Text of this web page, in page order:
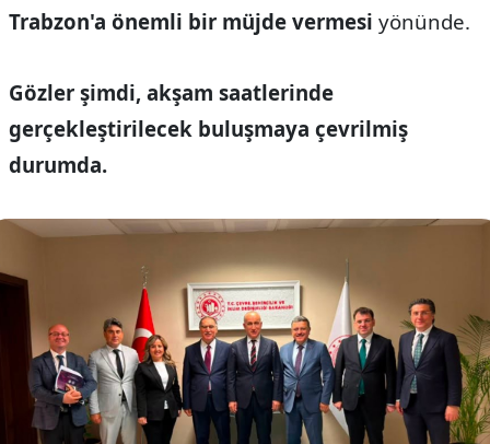
Trabzon'a önemli bir müjde vermesi yönünde.
Gözler şimdi, akşam saatlerinde
gerçekleştirilecek buluşmaya çevrilmiş
durumda.